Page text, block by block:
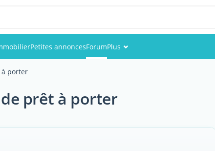
Petites annoncesForumPlus
porter
prêt à porter